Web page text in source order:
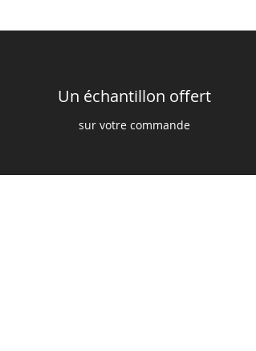
Un échantillon offert
sur votre commande